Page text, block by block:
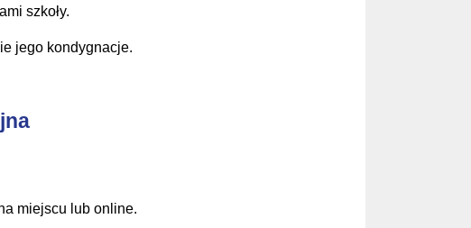
szkoły.
jego kondygnacje.
miejscu lub online.